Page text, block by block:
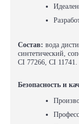
Состав: вода
синтетический,
CI 77266, CI 11741.
Безопасность и